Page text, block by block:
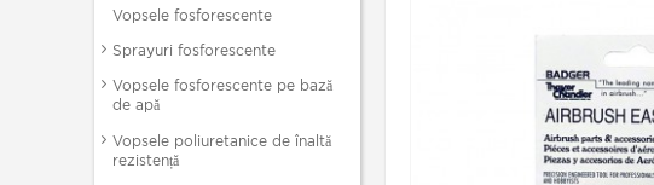
Vopsele fosforescente
Sprayuri fosforescente
Vopsele fosforescente pe bază
de apă
Vopsele poliuretanice de înaltă
rezistență